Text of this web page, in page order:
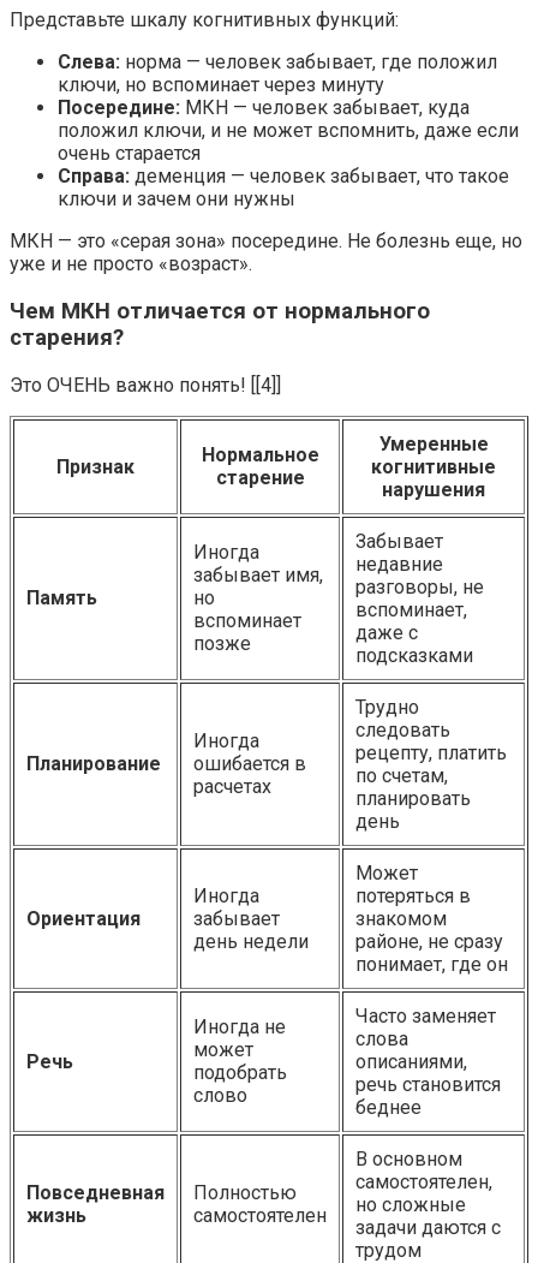
Представьте шкалу когнитивных функций:
Слева: норма — человек забывает, где положил
ключи, но вспоминает через минуту
Посередине: МКН — человек забывает, куда
положил ключи, и не может вспомнить, даже если
очень старается
Справа: деменция — человек забывает, что такое
ключи и зачем они нужны
МКН — это «серая зона» посередине. Не болезнь еще, но
уже и не просто «возраст».
Чем МКН отличается от нормального
старения?
Это ОЧЕНЬ важно понять! [[4]]
Признак
Нормальное
старение
Умеренные
когнитивные
нарушения
Память
Иногда
забывает имя,
но
вспоминает
позже
Забывает
недавние
разговоры, не
вспоминает,
даже с
подсказками
Планирование
Иногда
ошибается в
расчетах
Трудно
следовать
рецепту, платить
по счетам,
планировать
день
Ориентация
Иногда
забывает
день недели
Может
потеряться в
знакомом
районе, не сразу
понимает, где он
Речь
Иногда не
может
подобрать
слово
Часто заменяет
слова
описаниями,
речь становится
беднее
Повседневная
жизнь
Полностью
самостоятелен
В основном
самостоятелен,
но сложные
задачи даются с
трудом